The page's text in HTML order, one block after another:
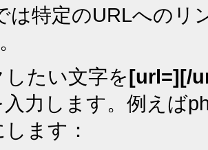
は特定のURLへのリ
したい文字を[url=][/
入力します。例えば
ます：